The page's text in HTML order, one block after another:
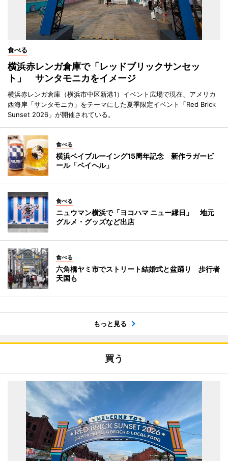
食べる
横浜赤レンガ倉庫で「レッドブリックサンセッ
ト」 サンタモニカをイメージ
横浜赤レンガ倉庫（横浜市中区新港1）イベント広場で現在、アメリカ
西海岸「サンタモニカ」をテーマにした夏季限定イベント「Red Brick
Sunset 2026」が開催されている。
食べる
横浜ベイブルーイング15周年記念 新作ラガービ
ール「ベイヘル」
食べる
ニュウマン横浜で「ヨコハマ ニュー縁日」 地元
グルメ・グッズなど出店
食べる
六角橋ヤミ市でストリート結婚式と盆踊り 歩行者
天国も
もっと見る
買う